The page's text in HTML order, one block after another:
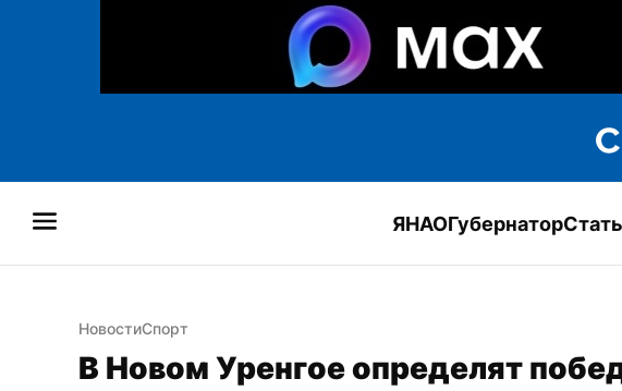
ЯНАОГубернатор
НовостиСпорт
В Новом Уренгое определят